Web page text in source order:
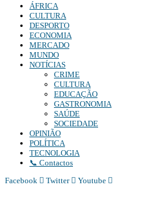
ÁFRICA
CULTURA
DESPORTO
ECONOMIA
MERCADO
MUNDO
NOTÍCIAS
CRIME
CULTURA
EDUCAÇÃO
GASTRONOMIA
SAÚDE
SOCIEDADE
OPINIÃO
POLÍTICA
TECNOLOGIA
📞 Contactos
Facebook
Twitter Youtube